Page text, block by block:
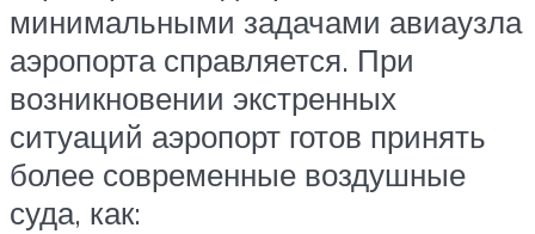
минимальными задачами авиаузла
аэропорта справляется. При
возникновении экстренных
ситуаций аэропорт готов принять
более современные воздушные
суда, как: